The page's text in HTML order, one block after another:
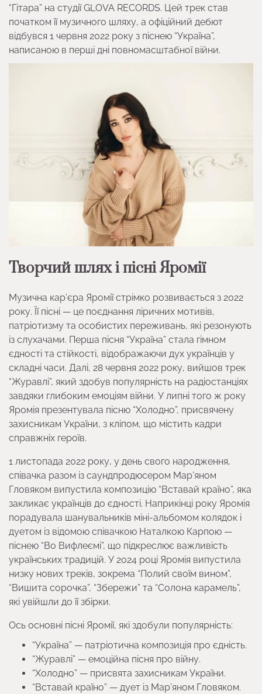
“Гітара” на студії GLOVA RECORDS. Цей трек став
початком її музичного шляху, а офіційний дебют
відбувся 1 червня 2022 року з піснею “Україна”,
написаною в перші дні повномасштабної війни.
Творчий шлях і пісні Яромії
Музична кар’єра Яромії стрімко розвивається з 2022
року. Її пісні — це поєднання ліричних мотивів,
патріотизму та особистих переживань, які резонують
із слухачами. Перша пісня “Україна” стала гімном
єдності та стійкості, відображаючи дух українців у
складні часи. Далі, 28 червня 2022 року, вийшов трек
“Журавлі”, який здобув популярність на радіостанціях
завдяки глибоким емоціям війни. У липні того ж року
Яромія презентувала пісню “Холодно”, присвячену
захисникам України, з кліпом, що містить кадри
справжніх героїв.
1 листопада 2022 року, у день свого народження,
співачка разом із саундпродюсером Мар’яном
Гловяком випустила композицію “Вставай країно”, яка
закликає українців до єдності. Наприкінці року Яромія
порадувала шанувальників міні-альбомом колядок і
дуетом із відомою співачкою Наталкою Карпою —
піснею “Во Вифлеємі”, що підкреслює важливість
українських традицій. У 2024 році Яромія випустила
низку нових треків, зокрема “Полий своїм вином”,
“Вишита сорочка”, “Збережи” та “Солона карамель”,
які увійшли до її збірки.
Ось основні пісні Яромії, які здобули популярність:
“Україна” — патріотична композиція про єдність.
“Журавлі” — емоційна пісня про війну.
“Холодно” — присвята захисникам України.
“Вставай країно” — дует із Мар’яном Гловяком.